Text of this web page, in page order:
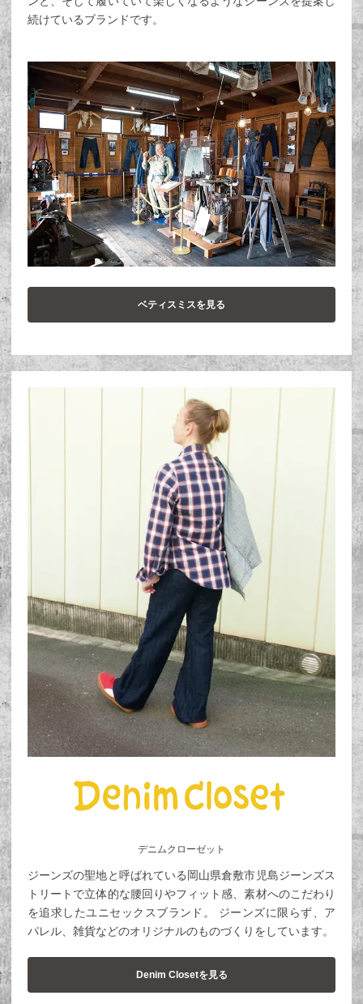
続けているブランドです。
ベティスミスを見る
デニムクローゼット
ジーンズの聖地と呼ばれている岡山県倉敷市児島ジーンズス
トリートで立体的な腰回りやフィット感、素材へのこだわり
を追求したユニセックスブランド。 ジーンズに限らず、ア
パレル、雑貨などのオリジナルのものづくりをしています。
Denim Closetを見る